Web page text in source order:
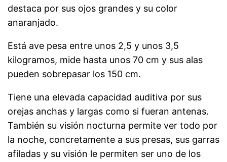
destaca por sus ojos grandes y su color
anaranjado.
Está ave pesa entre unos 2,5 y unos 3,5
kilogramos, mide hasta unos 70 cm y sus alas
pueden sobrepasar los 150 cm.
Tiene una elevada capacidad auditiva por sus
orejas anchas y largas como si fueran antenas.
También su visión nocturna permite ver todo por
la noche, concretamente a sus presas, sus garras
afiladas y su visión le permiten ser uno de los